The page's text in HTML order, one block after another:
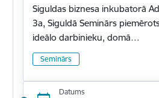
Siguldas biznesa inkubatorā
3a, Siguldā Seminārs
ideālo darbinieku, domā…
Seminārs
Datums